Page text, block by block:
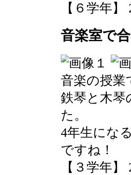
【６学年】
音楽室で
音楽の授業
鉄琴と木琴
た。
4年生にな
ですね！
【３学年】